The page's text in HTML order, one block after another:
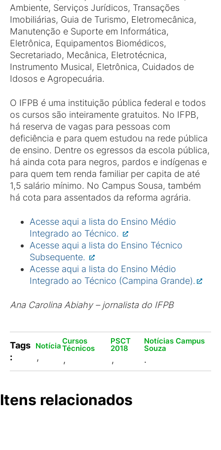
Ambiente, Serviços Jurídicos, Transações
Imobiliárias, Guia de Turismo, Eletromecânica,
Manutenção e Suporte em Informática,
Eletrônica, Equipamentos Biomédicos,
Secretariado, Mecânica, Eletrotécnica,
Instrumento Musical, Eletrônica, Cuidados de
Idosos e Agropecuária.
O IFPB é uma instituição pública federal e todos
os cursos são inteiramente gratuitos. No IFPB,
há reserva de vagas para pessoas com
deficiência e para quem estudou na rede pública
de ensino. Dentre os egressos da escola pública,
há ainda cota para negros, pardos e indígenas e
para quem tem renda familiar per capita de até
1,5 salário mínimo. No Campus Sousa, também
há cota para assentados da reforma agrária.
Acesse aqui a lista do Ensino Médio
Integrado ao Técnico.
Acesse aqui a lista do Ensino Técnico
Subsequente.
Acesse aqui a lista do Ensino Médio
Integrado ao Técnico (Campina Grande).
Ana Carolina Abiahy – jornalista do IFPB
Tags
:
Notícia
,
Cursos
Técnicos
,
PSCT
2018
,
Notícias Campus
Souza
.
Itens relacionados